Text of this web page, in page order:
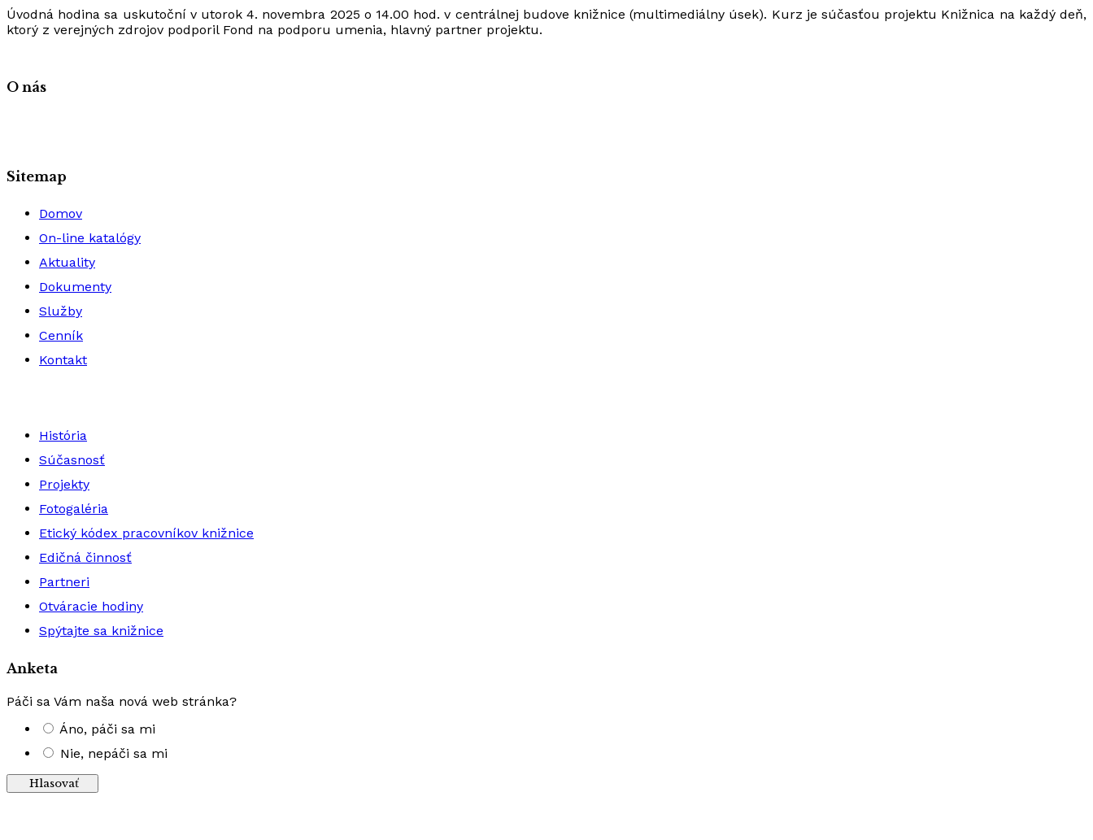
Úvodná hodina sa uskutoční v utorok 4. novembra 2025 o 14.00 hod. v centrálnej budove knižnice (multimediálny úsek). Kurz je súčasťou projektu Knižnica na každý deň,
ktorý z verejných zdrojov podporil Fond na podporu umenia, hlavný partner projektu.
O nás
Sitemap
Domov
On-line katalógy
Aktuality
Dokumenty
Služby
Cenník
Kontakt
História
Súčasnosť
Projekty
Fotogaléria
Etický kódex pracovníkov knižnice
Edičná činnosť
Partneri
Otváracie hodiny
Spýtajte sa knižnice
Anketa
Páči sa Vám naša nová web stránka?
Áno, páči sa mi
Nie, nepáči sa mi